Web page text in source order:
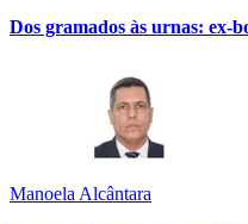
Dos gramados às urnas: ex-
Manoela Alcântara